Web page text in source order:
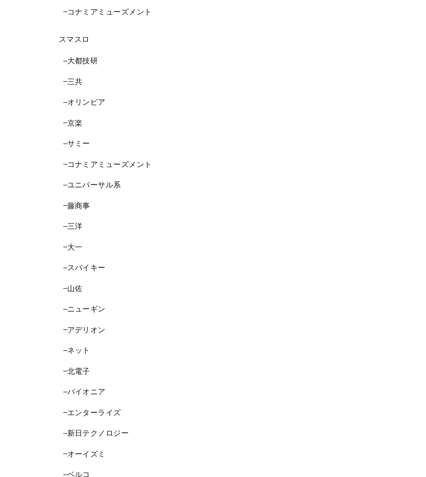
コナミアミューズメント
スマスロ
大都技研
三共
オリンピア
京楽
サミー
コナミアミューズメント
ユニバーサル系
藤商事
三洋
大一
スパイキー
山佐
ニューギン
アデリオン
ネット
北電子
パイオニア
エンターライズ
新日テクノロジー
オーイズミ
ベルコ